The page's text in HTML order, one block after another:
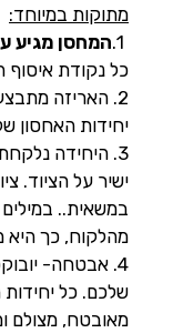
מתוקות במיוחד:
המחסן מגיע
כל נקודת איסוף
2. האריזה
יחידות האחסון
3. היחידה
ישיר על הציוד.
במשאית..
מהלקוח, כך היא
4. אבטחה-
שלכם. כל יחידות
מאובטח, מצולם